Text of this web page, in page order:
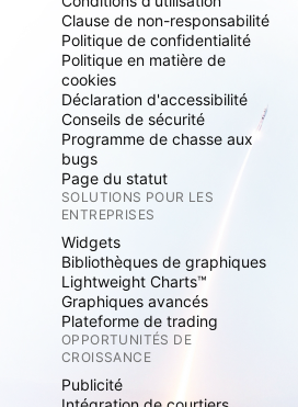
Clause de non-responsabilité
Politique de confidentialité
Politique en matière de
cookies
Déclaration d'accessibilité
Conseils de sécurité
Programme de chasse aux
bugs
Page du statut
SOLUTIONS POUR LES
ENTREPRISES
Widgets
Bibliothèques de graphiques
Lightweight Charts™
Graphiques avancés
Plateforme de trading
OPPORTUNITÉS DE
CROISSANCE
Publicité